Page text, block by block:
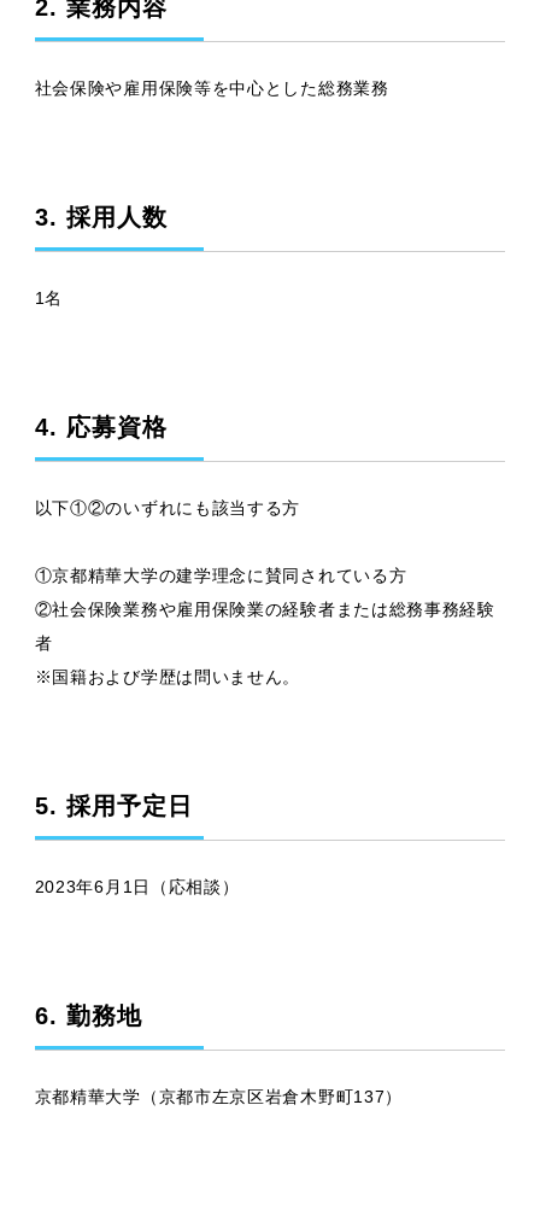
2. 業務内容
社会保険や雇用保険等を中心とした総務業務
3. 採用人数
1名
4. 応募資格
以下①②のいずれにも該当する方
①京都精華大学の建学理念に賛同されている方
②社会保険業務や雇用保険業の経験者または総務事務経験
者
※国籍および学歴は問いません。
5. 採用予定日
2023年6月1日（応相談）
6. 勤務地
京都精華大学（京都市左京区岩倉木野町137）